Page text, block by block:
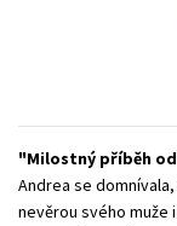
Milostný příběh
Andrea se
nevěrou svého muže